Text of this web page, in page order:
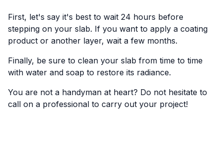
First, let's say it's best to wait 24 hours before
stepping on your slab. If you want to apply a coating
product or another layer, wait a few months.
Finally, be sure to clean your slab from time to time
with water and soap to restore its radiance.
You are not a handyman at heart? Do not hesitate to
call on a professional to carry out your project!